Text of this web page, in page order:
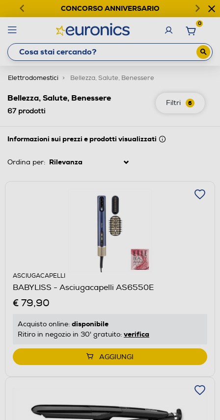
CONCORSO ANNIVERSARIO
0
Elettrodomestici Bellezza, Salute, Benessere
Filtri 6
Bellezza, Salute, Benessere
67prodotti
Informazioni sui prezzi e prodotti visualizzati
Ordina per:
ASCIUGACAPELLI
BABYLISS - Asciugacapelli AS6550E
€ 79,90
Acquisto online: disponibile
Ritiro in negozio in 30' gratuito: verifica
AGGIUNGI